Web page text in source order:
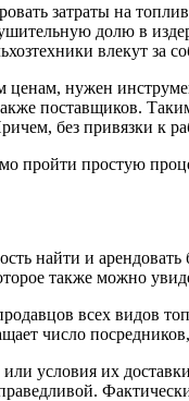
затраты на
долю в
влекут за
нужен
поставщиков.
без привязки к
пройти простую
найти и арендовать
также можно
всех видов
число
условия их